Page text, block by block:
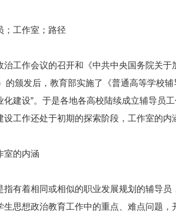
；工作室；路径
治工作会议的召开和《中共中央国务院关
的颁发后，教育部实施了《普通高等学校
化建设”。于是各地各高校陆续成立辅导员
设工作还处于初期的探索阶段，工作室的
室的内涵
指有着相同或相似的职业发展规划的辅导
生思想政治教育工作中的重点、难点问题